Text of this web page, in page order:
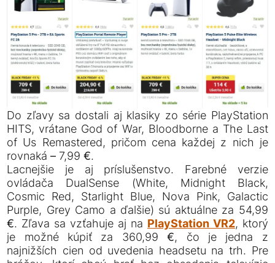
Do zľavy sa dostali aj klasiky zo série PlayStation
HITS, vrátane God of War, Bloodborne a The Last
of Us Remastered, pričom cena každej z nich je
rovnaká – 7,99 €.
Lacnejšie je aj príslušenstvo. Farebné verzie
ovládača DualSense (White, Midnight Black,
Cosmic Red, Starlight Blue, Nova Pink, Galactic
Purple, Grey Camo a ďalšie) sú aktuálne za 54,99
€. Zľava sa vzťahuje aj na PlayStation VR2, ktorý
je možné kúpiť za 360,99 €, čo je jedna z
najnižších cien od uvedenia headsetu na trh. Pre